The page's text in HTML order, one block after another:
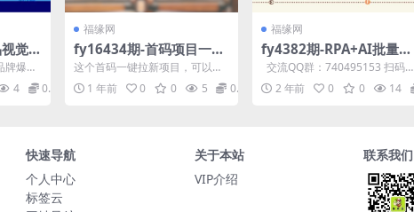
觉
款页
牌爆品
内
...
4 0.99
福缘网
fy16434期-首码项目一键
拉新，会用验证码就能做
单号一小时70+，批量做
每天500+
这个首码一键拉新项目，可以说
是拉新项目里操作最简单收益也
是最高的，平台提供高价台...
1 年前 0 0 5 0.99
福缘网
fy4382期-RPA+AI批量式
精品爆文写作日更实操
营，打造24小时持续进账
的睡后收入
交流QQ群：740495153 扫码左
边二维码，进入小程序，即可
免...2 年前 0 0 14
快速导航
个人中心
标签云
关于本站
VIP介绍
联系我们